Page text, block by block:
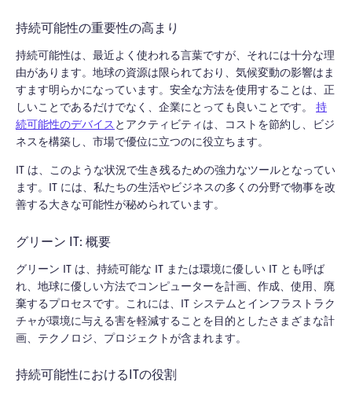
持続可能性の重要性の高まり
持続可能性は、最近よく使われる言葉ですが、それには十分な理
由があります。地球の資源は限られており、気候変動の影響はま
すます明らかになっています。安全な方法を使用することは、正
しいことであるだけでなく、企業にとっても良いことです。
持
続可能性のデバイス とアクティビティは、コストを節約し、ビジ
ネスを構築し、市場で優位に立つのに役立ちます。
IT は、このような状況で生き残るための強力なツールとなってい
ます。IT には、私たちの生活やビジネスの多くの分野で物事を改
善する大きな可能性が秘められています。
グリーン IT: 概要
グリーン IT は、持続可能な IT または環境に優しい IT とも呼ば
れ、地球に優しい方法でコンピューターを計画、作成、使用、廃
棄するプロセスです。これには、IT システムとインフラストラク
チャが環境に与える害を軽減することを目的としたさまざまな計
画、テクノロジ、プロジェクトが含まれます。
持続可能性におけるITの役割